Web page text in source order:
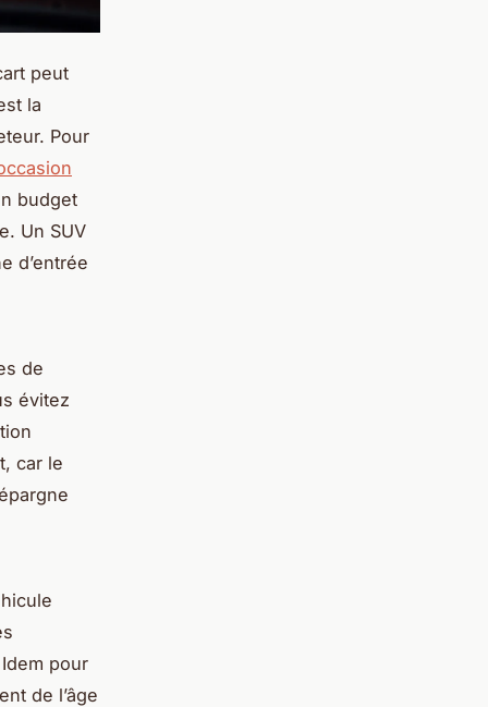
peut
la
Pour
budget
Un SUV
d’entrée
de
évitez
car le
pour
de l’âge